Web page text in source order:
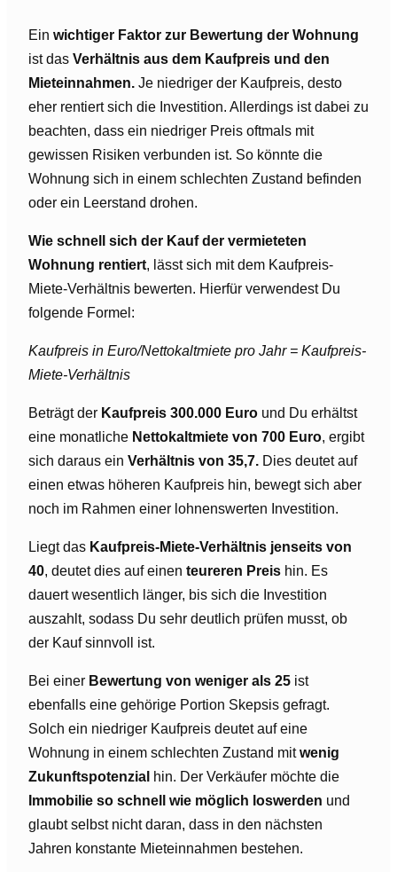
Ein wichtiger Faktor zur Bewertung der Wohnung
ist das Verhältnis aus dem Kaufpreis und den
Mieteinnahmen. Je niedriger der Kaufpreis, desto
eher rentiert sich die Investition. Allerdings ist dabei zu
beachten, dass ein niedriger Preis oftmals mit
gewissen Risiken verbunden ist. So könnte die
Wohnung sich in einem schlechten Zustand befinden
oder ein Leerstand drohen.
Wie schnell sich der Kauf der vermieteten
Wohnung rentiert, lässt sich mit dem Kaufpreis-
Miete-Verhältnis bewerten. Hierfür verwendest Du
folgende Formel:
Kaufpreis in Euro/Nettokaltmiete pro Jahr = Kaufpreis-
Miete-Verhältnis
Beträgt der Kaufpreis 300.000 Euro und Du erhältst
eine monatliche Nettokaltmiete von 700 Euro, ergibt
sich daraus ein Verhältnis von 35,7. Dies deutet auf
einen etwas höheren Kaufpreis hin, bewegt sich aber
noch im Rahmen einer lohnenswerten Investition.
Liegt das Kaufpreis-Miete-Verhältnis jenseits von
40, deutet dies auf einen teureren Preis hin. Es
dauert wesentlich länger, bis sich die Investition
auszahlt, sodass Du sehr deutlich prüfen musst, ob
der Kauf sinnvoll ist.
Bei einer Bewertung von weniger als 25 ist
ebenfalls eine gehörige Portion Skepsis gefragt.
Solch ein niedriger Kaufpreis deutet auf eine
Wohnung in einem schlechten Zustand mitwenig
Zukunftspotenzial hin. Der Verkäufer möchte die
Immobilie so schnell wie möglich loswerden und
glaubt selbst nicht daran, dass in den nächsten
Jahren konstante Mieteinnahmen bestehen.